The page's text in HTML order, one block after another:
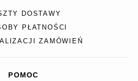
DOSTAWY
PŁATNOŚCI
ZAMÓWIEŃ
POMOC